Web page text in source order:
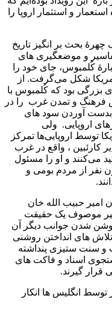
و استثمار اروپا را
بحث بر انگيز تاريخ
و موضعگيری های
کُلمبوس، جای خود را
شکل می‌گرفت. از
بزرگی بود که کُلمبوس با
فرهنگ و تمدن غرب را در
بدست آوردن سود های
اروپایی. ولی
توسط اروپایی‌ها تمرکز
کارئبين ، واقع در غرب
می‌کنند و او را مسئول
نفر از مردم بومی و
امير حبيب الله خان
موصوف يک حقيقت
شدن جوانب ديگر آن
تلاش های انداختن روشنی
و سنت ستیزی پنداشته
اسناد و فاکت های
قرار گيرند.
انگليس ها انکار